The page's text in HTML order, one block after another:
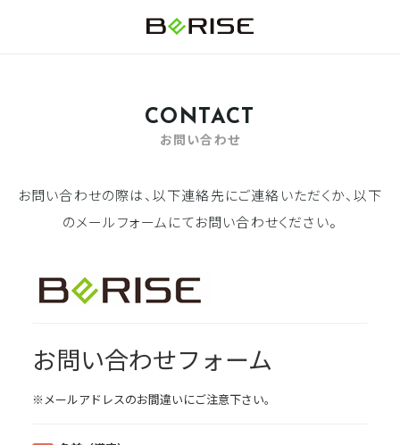
CONTACT
お問い合わせ
お問い合わせの際は、以下連絡先にご連絡いただくか、 以下
のメールフォームにてお問い合わせください。